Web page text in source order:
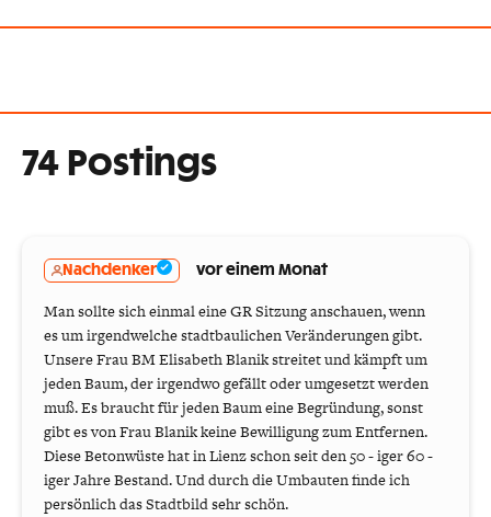
74 Postings
Nachdenker vor einem Monat
Man sollte sich einmal eine GR Sitzung anschauen, wenn
es um irgendwelche stadtbaulichen Veränderungen gibt.
Unsere Frau BM Elisabeth Blanik streitet und kämpft um
jeden Baum, der irgendwo gefällt oder umgesetzt werden
muß. Es braucht für jeden Baum eine Begründung, sonst
gibt es von Frau Blanik keine Bewilligung zum Entfernen.
Diese Betonwüste hat in Lienz schon seit den 50 - iger 60 -
iger Jahre Bestand. Und durch die Umbauten finde ich
persönlich das Stadtbild sehr schön.